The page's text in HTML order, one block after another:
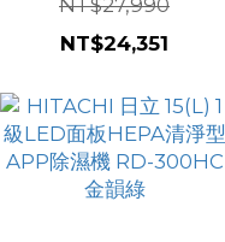
機 RD-520VJ 隱霧鈦
NT$27,990
NT$24,351